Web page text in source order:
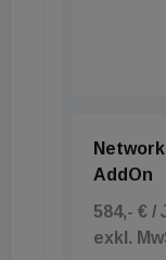
AddOn
584,- € /
exkl.